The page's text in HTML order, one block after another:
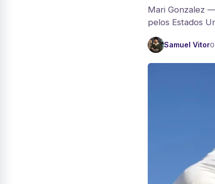
Mari Gonzalez
pelos Estados
Samuel Vitor